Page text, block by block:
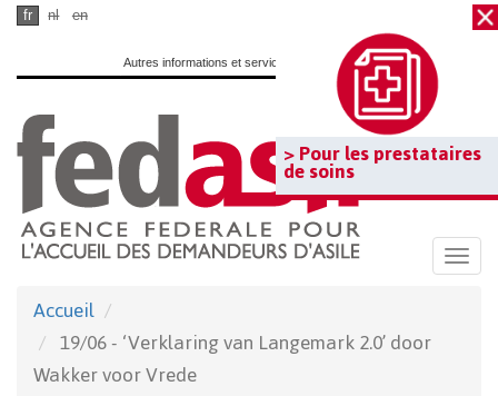
Passer
contenu
principal
> Pour les prestataires
de soins
fr nl en
Autres informations et services officiels :www.belgium.be
Accueil
19/06 - ‘Verklaring van Langemark 2.0’ door
Wakker voor Vrede